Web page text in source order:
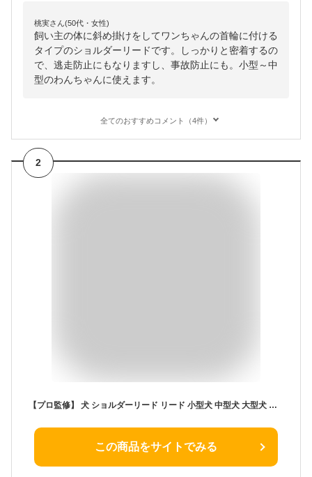
桃実さん(50代・女性)
飼い主の体に斜め掛けをしてワンちゃんの首輪に付ける
タイプのショルダーリードです。しっかりと密着するの
で、逃走防止にもなりますし、事故防止にも。小型～中
型のわんちゃんに使えます。
全てのおすすめコメント（4件）
2
【プロ監修】 犬 ショルダーリード リード 小型犬 中型犬 大型犬 アドバンスモア ハンズフリー 肩掛けリード 迷子防止 脱走防止 多頭引き ダブルリード 散歩 持ちやすい トレーニング 丈夫 頑丈 負担少ない 両手が使える おしゃれ 手離し 手ぶら ショートリード LaLUCA
この商品をサイトでみる